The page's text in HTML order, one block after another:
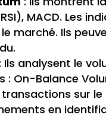
MACD. Les
marché. Ils
: Ils analysent le
: On-Balance
sur
en